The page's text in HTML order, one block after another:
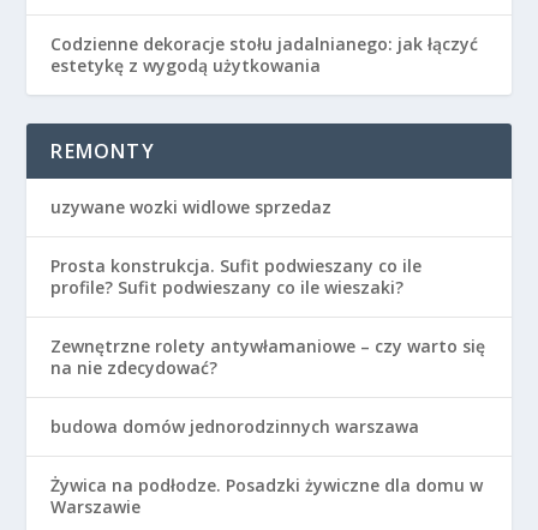
Codzienne dekoracje stołu jadalnianego: jak łączyć
estetykę z wygodą użytkowania
REMONTY
uzywane wozki widlowe sprzedaz
Prosta konstrukcja. Sufit podwieszany co ile
profile? Sufit podwieszany co ile wieszaki?
Zewnętrzne rolety antywłamaniowe – czy warto się
na nie zdecydować?
budowa domów jednorodzinnych warszawa
Żywica na podłodze. Posadzki żywiczne dla domu w
Warszawie